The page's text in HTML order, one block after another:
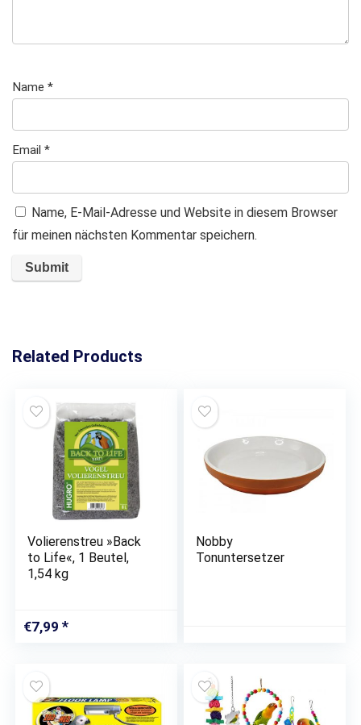
Name *
Email *
Name, E-Mail-Adresse und Website in diesem Browser
für meinen nächsten Kommentar speichern.
Related Products
Volierenstreu »Back
to Life«, 1 Beutel,
1,54 kg
€7,99
Nobby
Tonuntersetzer